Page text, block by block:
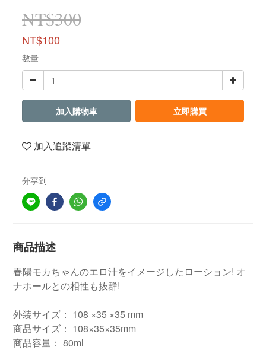
NT$300
NT$100
數量
加入購物車 立即購買
加入追蹤清單
分享到
商品描述
春陽モカちゃんのエロ汁をイメージしたローション! オ
ナホールとの相性も抜群!
外装サイズ： 108 ×35 ×35 mm
商品サイズ： 108×35×35mm
商品容量： 80ml